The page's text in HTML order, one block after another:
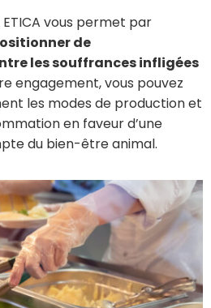
vous permet par
de
les souffrances infligées
engagement, vous pouvez
les modes de production et
en faveur d’une
du bien-être animal.